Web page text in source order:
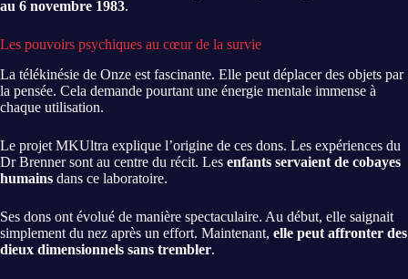
au 6 novembre 1983.
Les pouvoirs psychiques au cœur de la survie
La télékinésie de Onze est fascinante. Elle peut déplacer des objets par
la pensée. Cela demande pourtant une énergie mentale immense à
chaque utilisation.
Le projet MKUltra explique l’origine de ces dons. Les expériences du
Dr Brenner sont au centre du récit. Les enfants servaient de cobayes
humains dans ce laboratoire.
Ses dons ont évolué de manière spectaculaire. Au début, elle saignait
simplement du nez après un effort. Maintenant, elle peut affronter des
dieux dimensionnels sans trembler.